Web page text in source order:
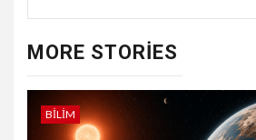
MORE STORIES
BILIM